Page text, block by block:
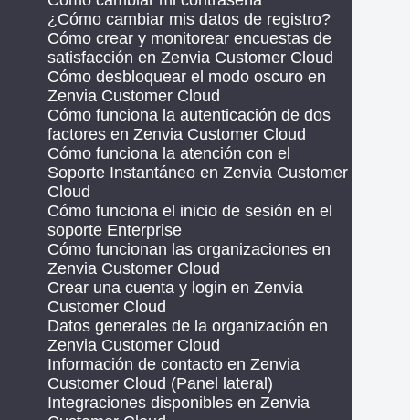
¿Cómo cambiar mis datos de registro?
Cómo crear y monitorear encuestas de
satisfacción en Zenvia Customer Cloud
Cómo desbloquear el modo oscuro en
Zenvia Customer Cloud
Cómo funciona la autenticación de dos
factores en Zenvia Customer Cloud
Cómo funciona la atención con el
Soporte Instantáneo en Zenvia Customer
Cloud
Cómo funciona el inicio de sesión en el
soporte Enterprise
Cómo funcionan las organizaciones en
Zenvia Customer Cloud
Crear una cuenta y login en Zenvia
Customer Cloud
Datos generales de la organización en
Zenvia Customer Cloud
Información de contacto en Zenvia
Customer Cloud (Panel lateral)
Integraciones disponibles en Zenvia